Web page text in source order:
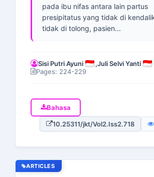
pada ibu nifas antara lain partus
presipitatus yang tidak di
tidak di tolong, pasien...
Sisi Putri Ayuni ,Juli Selvi Yanti
Pages: 224-229
Bahasa
10.25311/jkt/Vol2.Iss2.718
ARTICLES